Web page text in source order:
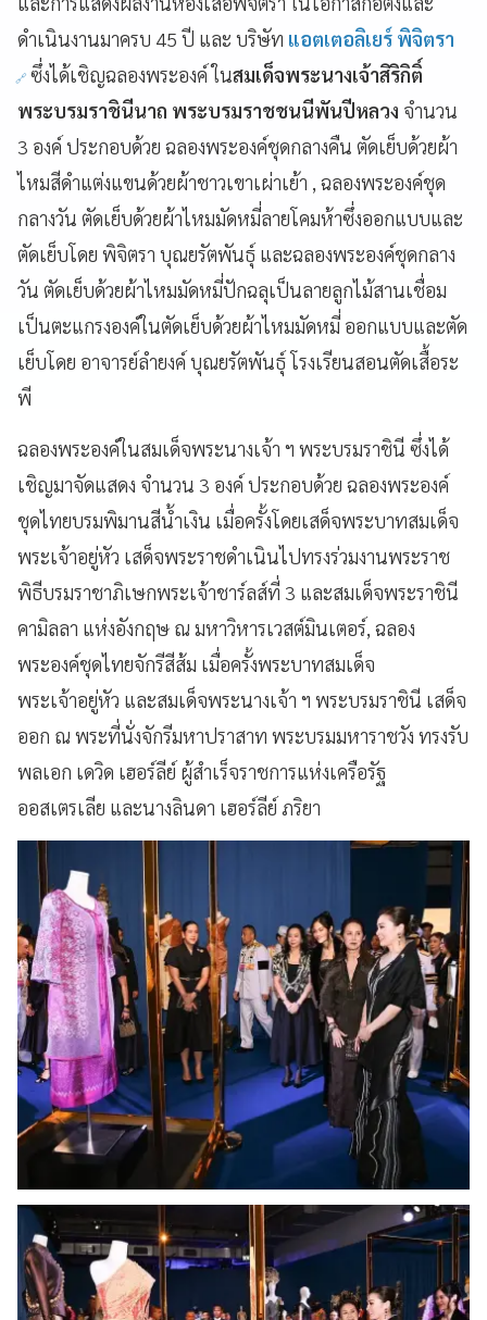
ดำเนินงานมาครบ 45 ปี และ บริษัท แอตเตอลิเยร์ พิจิตรา
ซึ่งได้เชิญฉลองพระองค์ ในสมเด็จพระนางเจ้าสิริกิติ์
พระบรมราชินีนาถ พระบรมราชชนนีพันปีหลวง จำนวน
3 องค์ ประกอบด้วย ฉลองพระองค์ชุดกลางคืน ตัดเย็บด้วยผ้า
ไหมสีดำแต่งแขนด้วยผ้าชาวเขาเผ่าเย้า , ฉลองพระองค์ชุด
กลางวัน ตัดเย็บด้วยผ้าไหมมัดหมี่ลายโคมห้าซึ่งออกแบบและ
ตัดเย็บโดย พิจิตรา บุณยรัตพันธุ์ และฉลองพระองค์ชุดกลาง
วัน ตัดเย็บด้วยผ้าไหมมัดหมี่ปักฉลุเป็นลายลูกไม้สานเชื่อม
เป็นตะแกรงองค์ในตัดเย็บด้วยผ้าไหมมัดหมี่ ออกแบบและตัด
เย็บโดย อาจารย์ลำยงค์ บุณยรัตพันธุ์ โรงเรียนสอนตัดเสื้อระ
พี
ฉลองพระองค์ในสมเด็จพระนางเจ้า ฯ พระบรมราชินี ซึ่งได้
เชิญมาจัดแสดง จำนวน 3 องค์ ประกอบด้วย ฉลองพระองค์
ชุดไทยบรมพิมานสีน้ำเงิน เมื่อครั้งโดยเสด็จพระบาทสมเด็จ
พระเจ้าอยู่หัว เสด็จพระราชดำเนินไปทรงร่วมงานพระราช
พิธีบรมราชาภิเษกพระเจ้าชาร์ลส์ที่ 3 และสมเด็จพระราชินี
คามิลลา แห่งอังกฤษ ณ มหาวิหารเวสต์มินเตอร์, ฉลอง
พระองค์ชุดไทยจักรีสีส้ม เมื่อครั้งพระบาทสมเด็จ
พระเจ้าอยู่หัว และสมเด็จพระนางเจ้า ฯ พระบรมราชินี เสด็จ
ออก ณ พระที่นั่งจักรีมหาปราสาท พระบรมมหาราชวัง ทรงรับ
พลเอก เดวิด เฮอร์ลีย์ ผู้สำเร็จราชการแห่งเครือรัฐ
ออสเตรเลีย และนางลินดา เฮอร์ลีย์ ภริยา